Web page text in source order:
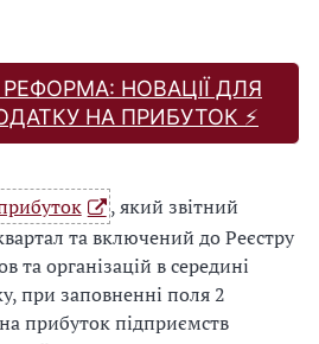
РЕФОРМА: НОВАЦІЇ ДЛЯ
НА ПРИБУТОК ⚡️
, який звітний
та включений до Реєстру
та організацій в середині
при заповненні поля 2
прибуток підприємств